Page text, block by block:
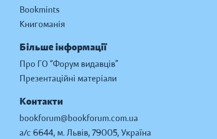
Bookmints
Книгоманія
Більше інформації
Про ГО “Форум видавців”
Презентаційні матеріали
Контакти
bookforum@bookforum.com.ua
а/с 6644, м. Львів, 79005, Україна